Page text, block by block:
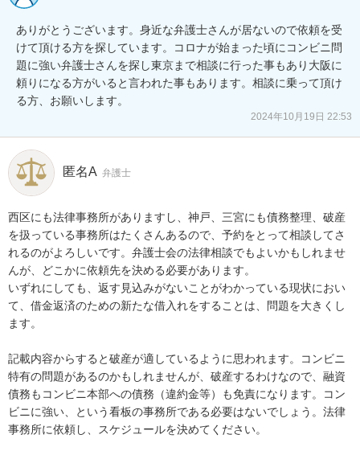
ありがとうございます。身近な弁護士さんが居ないので依頼を受
けて頂ける方を探しています。コロナが始まった頃にコンビニ問
題に強い弁護士さんを探し東京まで相談に行った事もあり大阪に
頼りになる方がいると言われた事もあります。相談に乗って頂け
る方、お願いします。
2024年10月19日 22:53
匿名A 弁護士
西区にも法律事務所がありますし、神戸、三宮にも債務整理、破産
を扱っている事務所はたくさんあるので、予約をとって相談してさ
れるのがよろしいです。弁護士会の法律相談でもよいかもしれませ
んが、どこかに依頼先を決める必要があります。
いずれにしても、返す見込みがないことがわかっている現状におい
て、借金返済のための新たな借入れをすることは、問題を大きくし
ます。
記載内容からすると破産が適しているように思われます。コンビニ
特有の問題があるのかもしれませんが、破産するわけなので、融資
債務もコンビニ本部への債務（違約金等）も免責になります。コン
ビニに強い、という看板の事務所である必要はないでしょう。法律
事務所に依頼し、スケジュールを決めてください。